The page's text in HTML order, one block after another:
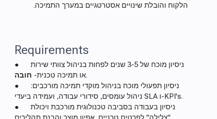
הלקוח והובלת שינויים אסטרטגיים במערך התמיכה.
Requirements
● ניסיון מוכח של 3-5 שנים לפחות בניהול צוותי שירות
או תמיכה טכנית- חובה
.
● ניסיון תפעולי מוכח בניהול מוקדי תמיכה מורכבים:
ניהול עומסים, סידורי עבודה, ועמידה ביעדי SLA ו-KPI's.
● ניסיון בעבודה בסביבה טכנולוגית מורכבת ויכולת